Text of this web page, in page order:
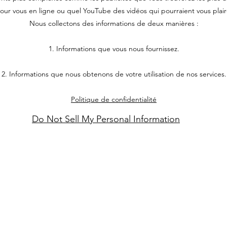
vous en ligne ou quel YouTube des vidéos qui pourraient vous
Nous collectons des informations de deux manières :
1. Informations que vous nous fournissez.
2. Informations que nous obtenons de votre utilisation de nos services.
Politique de confidentialité
Do Not Sell My Personal Information